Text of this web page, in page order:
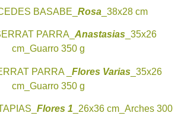
BASABE_ Rosa _38x28 cm
PARRA_ Anastasias _35x26
cm_Guarro 350 g
PARRA _ Flores Varias_35x26
cm_Guarro 350 g
Flores 1 _26x36 cm_Arches 300